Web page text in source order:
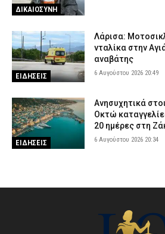
ΔΙΚΑΙΟΣΥΝΗ
ΕΙΔΗΣΕΙΣ
Λάρισα:
νταλίκα στην
αναβάτης
6 Αυγούστου 2026 20:49
ΕΙΔΗΣΕΙΣ
Ανησυχητικά
Οκτώ
20 ημέρες στη
6 Αυγούστου 2026 20:34